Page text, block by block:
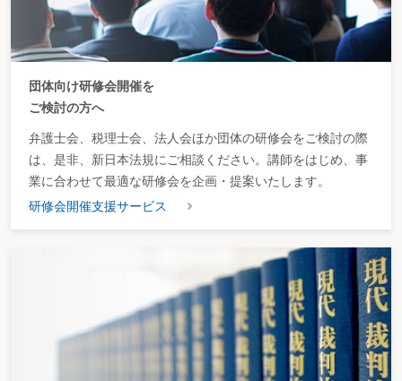
団体向け研修会開催を
ご検討の方へ
弁護士会、税理士会、法人会ほか団体の研修会をご検討の際
は、是非、新日本法規にご相談ください。講師をはじめ、事
業に合わせて最適な研修会を企画・提案いたします。
研修会開催支援サービス